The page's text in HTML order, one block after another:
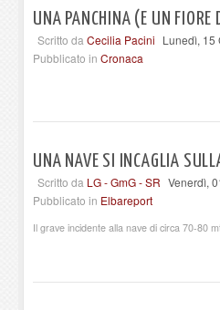
UNA PANCHINA (E UN FIORE
Scritto da Cecilia Pacini Lunedì, 15
Pubblicato in Cronaca
UNA NAVE SI INCAGLIA
Scritto da LG - GmG - SR Venerdì,
Pubblicato in Elbareport
Il grave incidente alla nave di circa 70-80